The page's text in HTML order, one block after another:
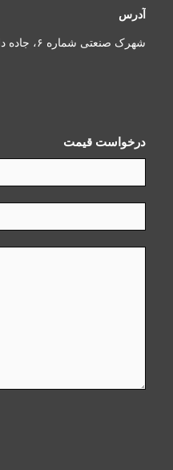
آدرس
شهرک صنعتی شماره ۶، جاده دادی، تنگژو، شاندونگ، چین
درخواست قیمت